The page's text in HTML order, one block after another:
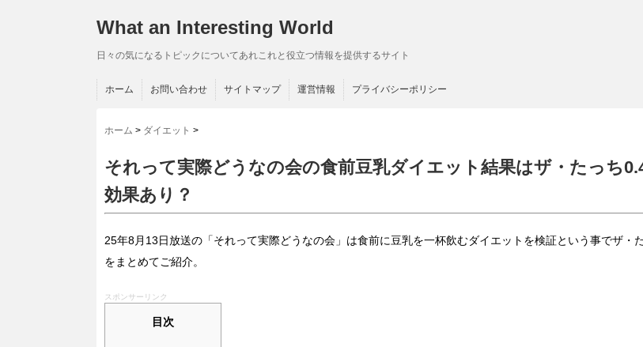
What an Interesting World
日々の気になるトピックについてあれこれと役立つ情報を提供するサイト
ホーム お問い合わせ サイトマップ 運営情報 プライバシーポリシー
ホーム > ダイエット >
それって実際どうなの会の食前豆乳ダイエット結果はザ・たっち
効果あり？
25年8月13日放送の「それって実際どうなの会」は食前に豆乳を一杯飲むダイエットを検証という事でザ・
をまとめてご紹介。
スポンサーリンク
目次